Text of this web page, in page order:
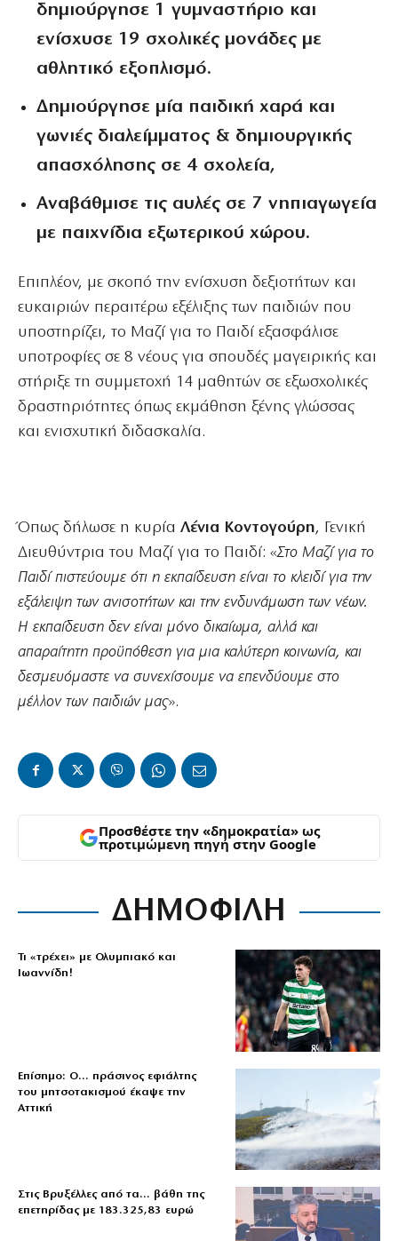
δημιούργησε 1 γυμναστήριο και
ενίσχυσε 19 σχολικές μονάδες με
αθλητικό εξοπλισμό.
Δημιούργησε μία παιδική χαρά και
γωνιές διαλείμματος & δημιουργικής
απασχόλησης σε 4 σχολεία,
Αναβάθμισε τις αυλές σε 7 νηπιαγωγεία
με παιχνίδια εξωτερικού χώρου.
Επιπλέον, με σκοπό την ενίσχυση δεξιοτήτων και
ευκαιριών περαιτέρω εξέλιξης των παιδιών που
υποστηρίζει, το Μαζί για το Παιδί εξασφάλισε
υποτροφίες σε 8 νέους για σπουδές μαγειρικής και
στήριξε τη συμμετοχή 14 μαθητών σε εξωσχολικές
δραστηριότητες όπως εκμάθηση ξένης γλώσσας
και ενισχυτική διδασκαλία.
Όπως δήλωσε η κυρία Λένια Κοντογούρη, Γενική
Διευθύντρια του Μαζί για το Παιδί: «Στο Μαζί για το
Παιδί πιστεύουμε ότι η εκπαίδευση είναι το κλειδί για την
εξάλειψη των ανισοτήτων και την ενδυνάμωση των νέων.
Η εκπαίδευση δεν είναι μόνο δικαίωμα, αλλά και
απαραίτητη προϋπόθεση για μια καλύτερη κοινωνία, και
δεσμευόμαστε να συνεχίσουμε να επενδύουμε στο
μέλλον των παιδιών μας».
Προσθέστε την «δημοκρατία» ως
προτιμώμενη πηγή στην Google
ΔΗΜΟΦΙΛΗ
Τι «τρέχει» με Ολυμπιακό και
Ιωαννίδη!
Επίσημο: Ο… πράσινος εφιάλτης
του μητσοτακισμού έκαψε την
Αττική
Στις Βρυξέλλες από τα… βάθη της
επετηρίδας με 183.325,83 ευρώ